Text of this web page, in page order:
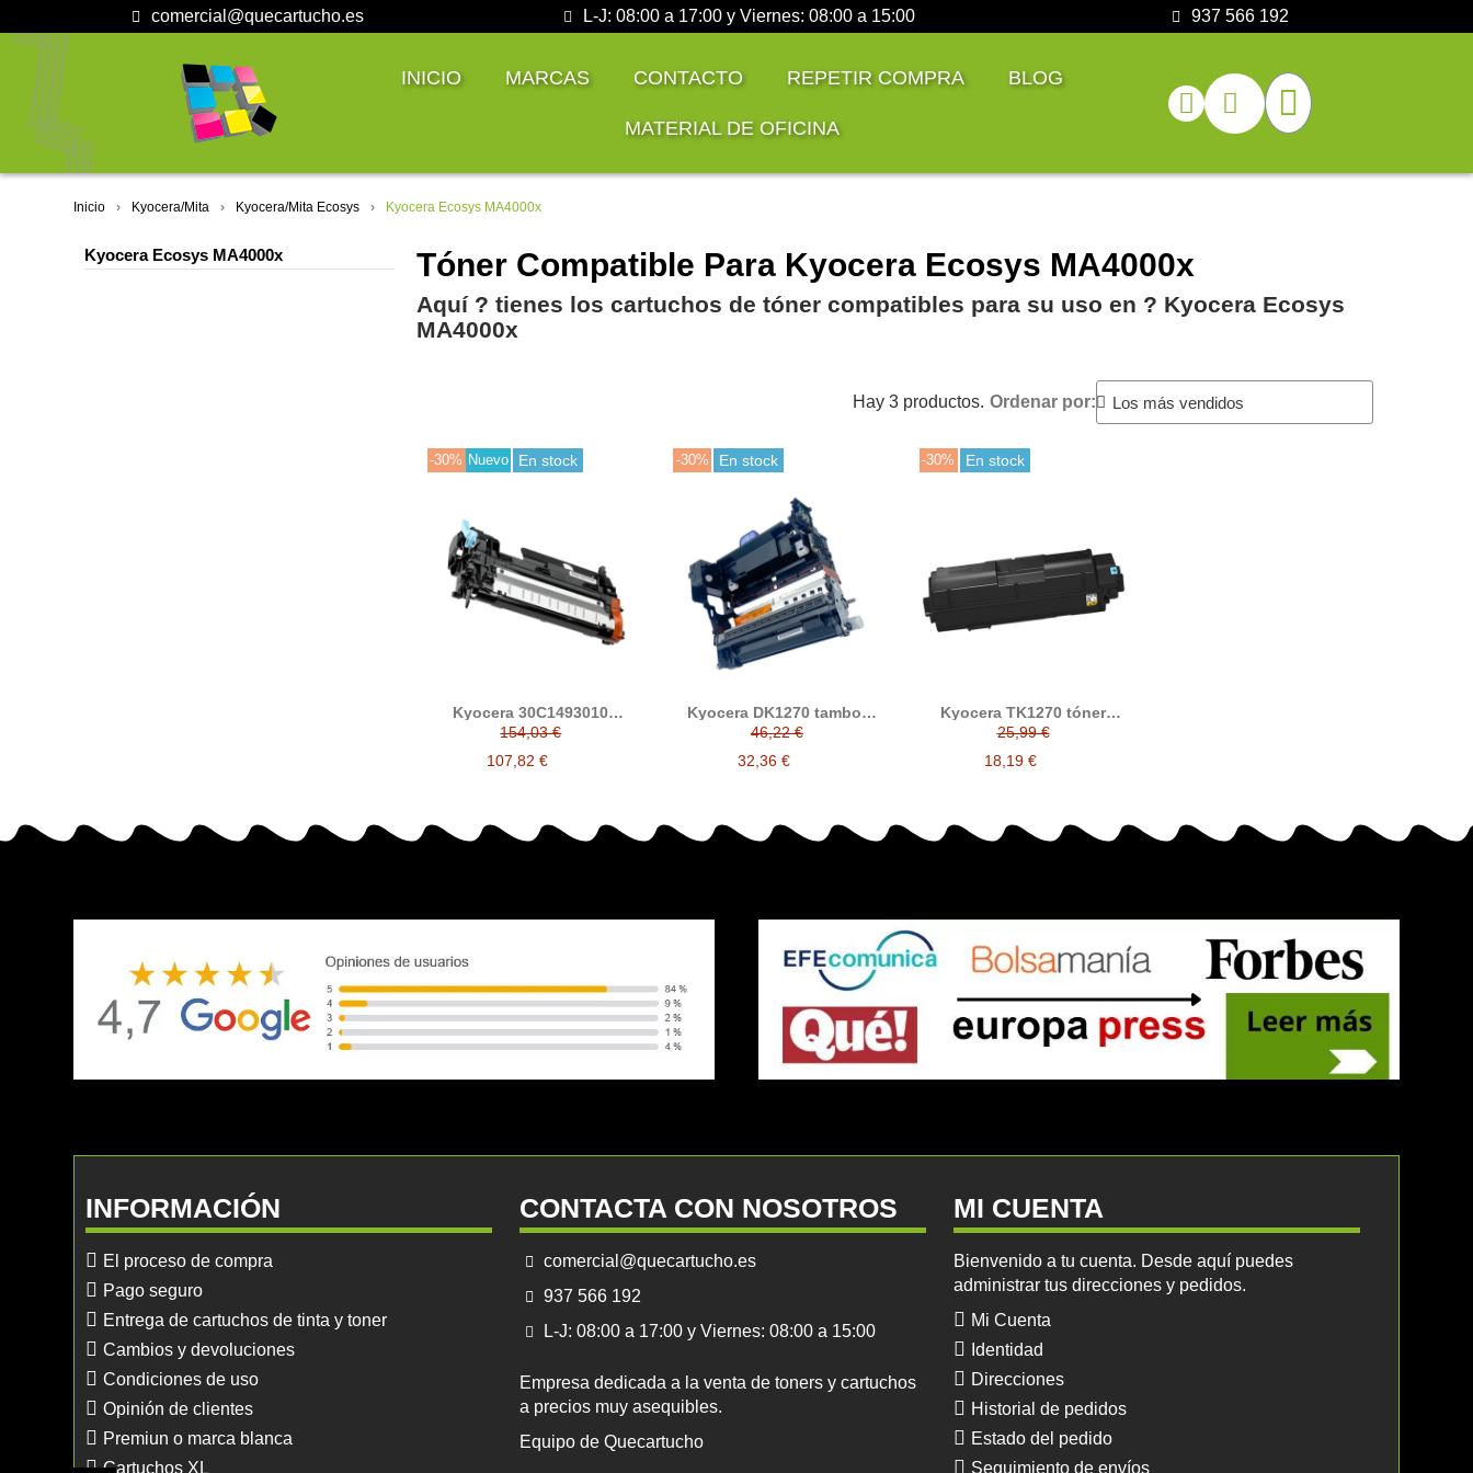
comercial@quecartucho.es L-J: 08:00 a 17:00 y Viernes: 08:00 a 15:00 937 566 192
INICIO MARCAS CONTACTO REPETIR COMPRA BLOG
MATERIAL DE OFICINA
Inicio Kyocera/Mita Kyocera/Mita Ecosys Kyocera Ecosys MA4000x
Kyocera Ecosys MA4000x Tóner Compatible Para Kyocera Ecosys MA4000x
Aquí ? tienes los cartuchos de tóner compatibles para su uso en ?️ Kyocera Ecosys
MA4000x
Hay 3 productos. Ordenar por:
-30% Nuevo En stock
Kyocera 30C1493010
developer compatible
154,03 €
107,82 €
-30% En stock
Kyocera DK1270 tambor
compatible (30C1493020)
46,22 €
32,36 €
-30% En stock
Kyocera TK1270 tóner
compatible (1T0C140NL0)
25,99 €
18,19 €
INFORMACIÓN
El proceso de compra
Pago seguro
Entrega de cartuchos de tinta y toner
Cambios y devoluciones
Condiciones de uso
Opinión de clientes
Premiun o marca blanca
Cartuchos XL
CONTACTA CON NOSOTROS
comercial@quecartucho.es
937 566 192
L-J: 08:00 a 17:00 y Viernes: 08:00 a 15:00
Empresa dedicada a la venta de toners y cartuchos
a precios muy asequibles.
Equipo de Quecartucho
MI CUENTA
Bienvenido a tu cuenta. Desde aquí puedes
administrar tus direcciones y pedidos.
Mi Cuenta
Identidad
Direcciones
Historial de pedidos
Estado del pedido
Seguimiento de envíos